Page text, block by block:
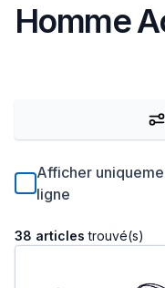
Homme
Afficher
ligne
38 articles trouvé(s)